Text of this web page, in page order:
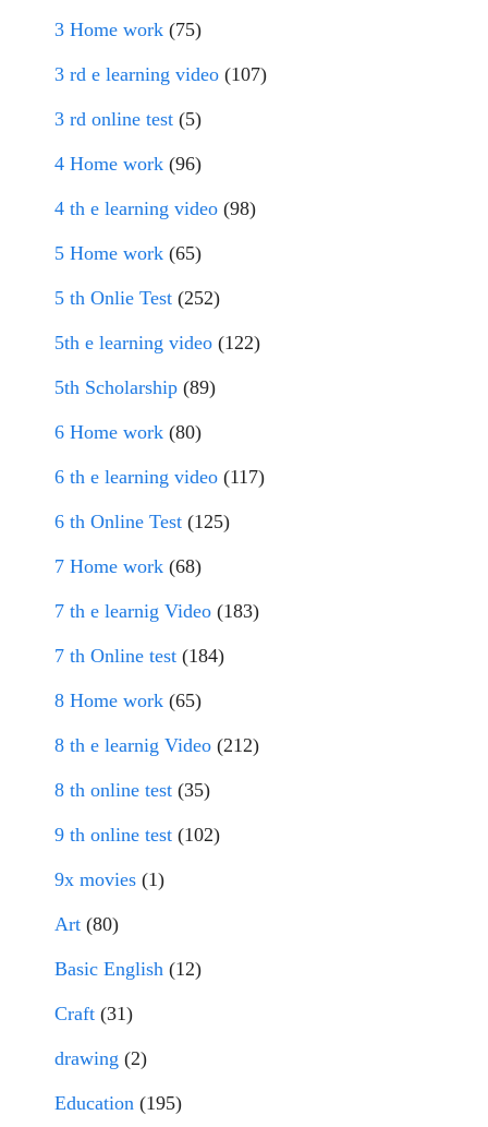
3 Home work (75)
3 rd e learning video (107)
3 rd online test (5)
4 Home work (96)
4 th e learning video (98)
5 Home work (65)
5 th Onlie Test (252)
5th e learning video (122)
5th Scholarship (89)
6 Home work (80)
6 th e learning video (117)
6 th Online Test (125)
7 Home work (68)
7 th e learnig Video (183)
7 th Online test (184)
8 Home work (65)
8 th e learnig Video (212)
8 th online test (35)
9 th online test (102)
9x movies (1)
Art (80)
Basic English (12)
Craft (31)
drawing (2)
Education (195)